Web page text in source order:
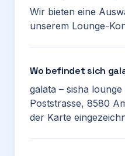
Wir bieten eine
unserem Lounge-
Wo befindet sich
galata – sisha
Poststrasse, 8580
der Karte